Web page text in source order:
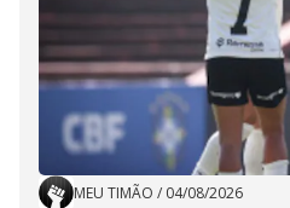
MEU TIMÃO / 04/08/2026